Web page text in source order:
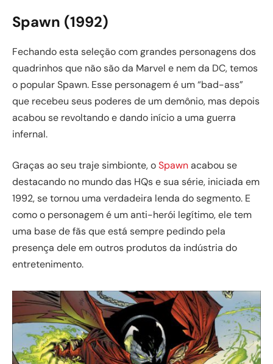
Spawn (1992)
Fechando esta seleção com grandes personagens dos
quadrinhos que não são da Marvel e nem da DC, temos
o popular Spawn. Esse personagem é um “bad-ass”
que recebeu seus poderes de um demônio, mas depois
acabou se revoltando e dando início a uma guerra
infernal.
Graças ao seu traje simbionte, oSpawnacabou se
destacando no mundo das HQs e sua série, iniciada em
1992, se tornou uma verdadeira lenda do segmento. E
como o personagem é um anti-herói legítimo, ele tem
uma base de fãs que está sempre pedindo pela
presença dele em outros produtos da indústria do
entretenimento.